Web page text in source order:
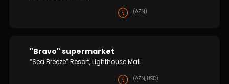
(AZN)
"Bravo" supermarket
“Sea Breeze” Resort, Lighthouse Mall
(AZN, USD)